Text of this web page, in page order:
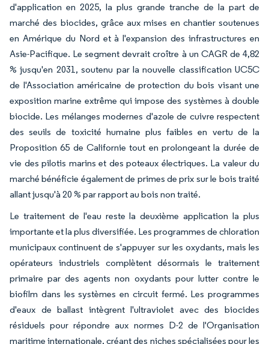
d'application en 2025, la plus grande tranche de la part de
marché des biocides, grâce aux mises en chantier soutenues
en Amérique du Nord et à l'expansion des infrastructures en
Asie-Pacifique. Le segment devrait croître à un CAGR de 4,82
% jusqu'en 2031, soutenu par la nouvelle classification UC5C
de l'Association américaine de protection du bois visant une
exposition marine extrême qui impose des systèmes à double
biocide. Les mélanges modernes d'azole de cuivre respectent
des seuils de toxicité humaine plus faibles en vertu de la
Proposition 65 de Californie tout en prolongeant la durée de
vie des pilotis marins et des poteaux électriques. La valeur du
marché bénéficie également de primes de prix sur le bois traité
allant jusqu'à 20 % par rapport au bois non traité.
Le traitement de l'eau reste la deuxième application la plus
importante et la plus diversifiée. Les programmes de chloration
municipaux continuent de s'appuyer sur les oxydants, mais les
opérateurs industriels complètent désormais le traitement
primaire par des agents non oxydants pour lutter contre le
biofilm dans les systèmes en circuit fermé. Les programmes
d'eaux de ballast intègrent l'ultraviolet avec des biocides
résiduels pour répondre aux normes D-2 de l'Organisation
maritime internationale, créant des niches spécialisées pour les